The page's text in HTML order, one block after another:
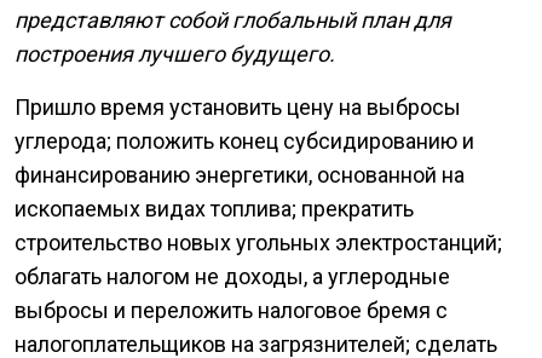
представляют собой глобальный план для
построения лучшего будущего.
Пришло время установить цену на выбросы
углерода; положить конец субсидированию и
финансированию энергетики, основанной на
ископаемых видах топлива; прекратить
строительство новых угольных электростанций;
облагать налогом не доходы, а углеродные
выбросы и переложить налоговое бремя с
налогоплательщиков на загрязнителей; сделать